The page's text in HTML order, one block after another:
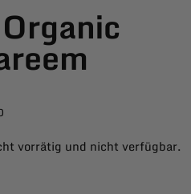
vorrätig und nicht verfügbar.